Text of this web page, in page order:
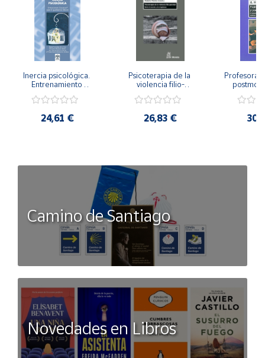
Inercia psicológica.
Entrenamiento
Igualdad de Género.
24,61 €
Psicoterapia de la
violencia filio-
secreto y la
26,83 €
Camino de Santiago
Novedades en Libros